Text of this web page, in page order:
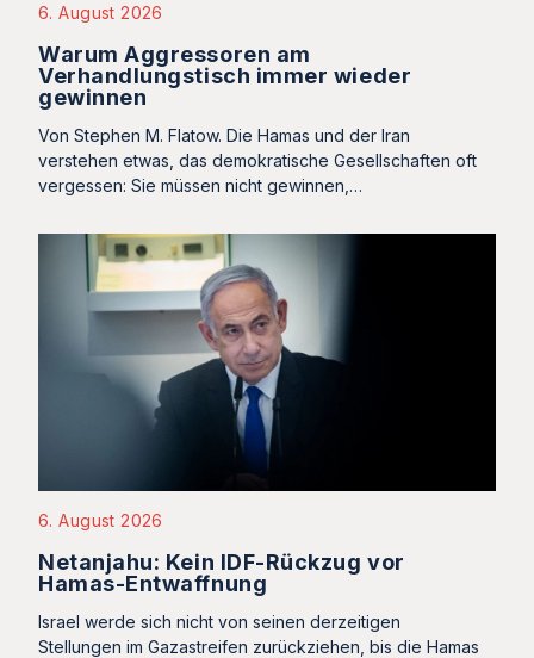
6. August 2026
Warum Aggressoren am
Verhandlungstisch immer wieder
gewinnen
Von Stephen M. Flatow. Die Hamas und der Iran
verstehen etwas, das demokratische Gesellschaften oft
vergessen: Sie müssen nicht gewinnen,…
6. August 2026
Netanjahu: Kein IDF-Rückzug vor
Hamas-Entwaffnung
Israel werde sich nicht von seinen derzeitigen
Stellungen im Gazastreifen zurückziehen, bis die Hamas